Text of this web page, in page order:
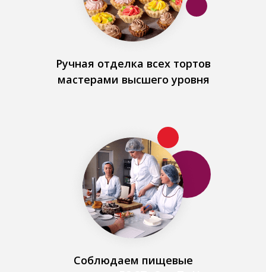
Ручная отделка всех тортов
мастерами высшего уровня
Соблюдаем пищевые